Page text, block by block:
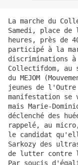
La marche du
Samedi, place
heures, près de
participé à la
discriminations
Collectifdom, au
du MEJOM
jeunes de
manifestation
mais Marie-
déclenché des
rappelé, au
le candidat
Sarkozy des
de lutter contre
Par soucis